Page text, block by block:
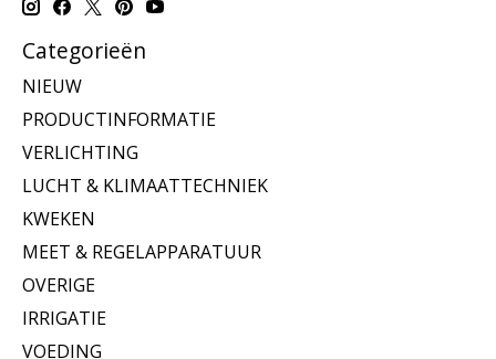
Categorieën
NIEUW
PRODUCTINFORMATIE
VERLICHTING
LUCHT & KLIMAATTECHNIEK
KWEKEN
MEET & REGELAPPARATUUR
OVERIGE
IRRIGATIE
VOEDING